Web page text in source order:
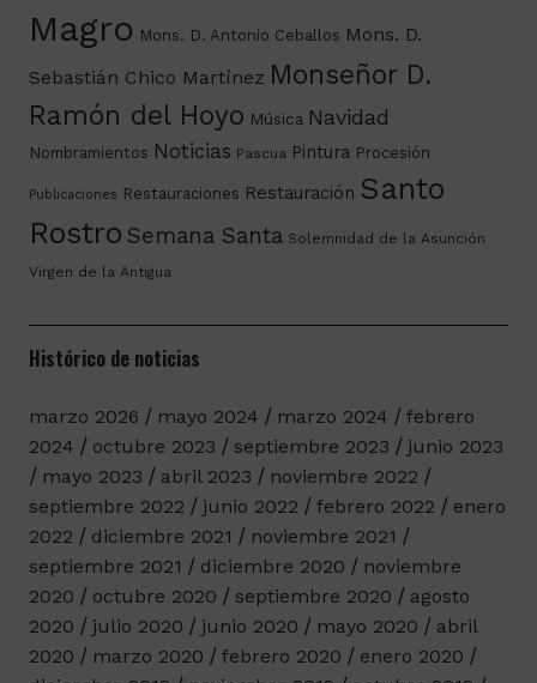
Magro Mons. D. Antonio Ceballos Mons. D.
Sebastián Chico Martínez Monseñor D.
Ramón del Hoyo Música Navidad
Nombramientos Noticias Pascua Pintura Procesión
Publicaciones Restauraciones Restauración Santo
Rostro Semana Santa Solemnidad de la Asunción
Virgen de la Antigua
Histórico de noticias
marzo 2026 mayo 2024 marzo 2024
febrero
2024
octubre 2023 septiembre 2023
junio 2023
mayo 2023
abril 2023
noviembre 2022
septiembre 2022
junio 2022 febrero 2022
enero
2022
diciembre 2021
noviembre 2021
septiembre 2021
diciembre 2020
noviembre
2020
octubre 2020 septiembre 2020
agosto
2020
julio 2020 junio 2020 mayo 2020
abril
2020
marzo 2020 febrero 2020
enero 2020